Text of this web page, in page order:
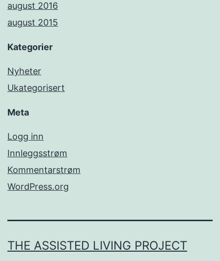
august 2016
august 2015
Kategorier
Nyheter
Ukategorisert
Meta
Logg inn
Innleggsstrøm
Kommentarstrøm
WordPress.org
THE ASSISTED LIVING PROJECT